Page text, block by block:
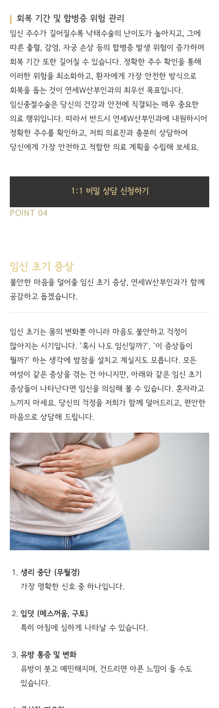
회복 기간 및 합병증 위험 관리
임신 주수가 길어질수록 낙태수술의 난이도가 높아지고, 그에
따른 출혈, 감염, 자궁 손상 등의 합병증 발생 위험이 증가하며
회복 기간 또한 길어질 수 있습니다. 정확한 주수 확인을 통해
이러한 위험을 최소화하고, 환자에게 가장 안전한 방식으로
회복을 돕는 것이 연세W산부인과의 최우선 목표입니다.
임신중절수술은 당신의 건강과 안전에 직결되는 매우 중요한
의료 행위입니다. 따라서 반드시 연세W산부인과에 내원하시어
정확한 주수를 확인하고, 저희 의료진과 충분히 상담하여
당신에게 가장 안전하고 적합한 의료 계획을 수립해 보세요.
1:1 비밀 상담 신청하기
POINT 04
임신 초기 증상
불안한 마음을 덜어줄 임신 초기 증상, 연세W산부인과가 함께
공감하고 돕겠습니다.
임신 초기는 몸의 변화뿐 아니라 마음도 불안하고 걱정이
많아지는 시기입니다. '혹시 나도 임신일까?', '이 증상들이
뭘까?' 하는 생각에 밤잠을 설치고 계실지도 모릅니다. 모든
여성이 같은 증상을 겪는 건 아니지만, 아래와 같은 임신 초기
증상들이 나타난다면 임신을 의심해 볼 수 있습니다. 혼자라고
느끼지 마세요. 당신의 걱정을 저희가 함께 덜어드리고, 편안한
마음으로 상담해 드립니다.
생리 중단 (무월경)
가장 명확한 신호 중 하나입니다.
입덧 (메스꺼움, 구토)
특히 아침에 심하게 나타날 수 있습니다.
유방 통증 및 변화
유방이 붓고 예민해지며, 건드리면 아픈 느낌이 들 수도
있습니다.